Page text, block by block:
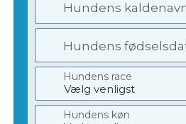
Hundens
Hundens
Hundens race
Hundens køn